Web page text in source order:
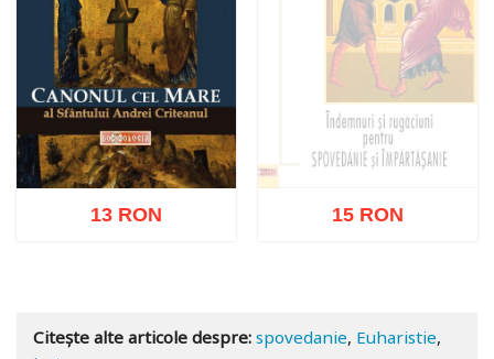
13 RON 15 RON
Citește alte articole despre: spovedanie, Euharistie,